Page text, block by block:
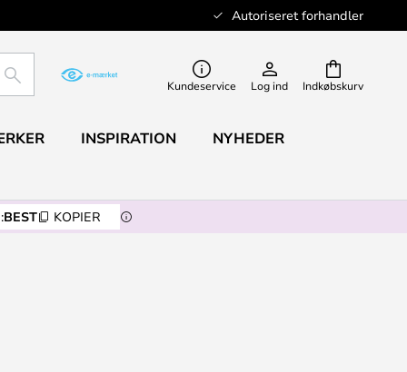
Autoriseret forhandler
Indkøbskurv
SØG Kundeservice Log ind
INSPIRATION NYHEDER
BEST KOPIER